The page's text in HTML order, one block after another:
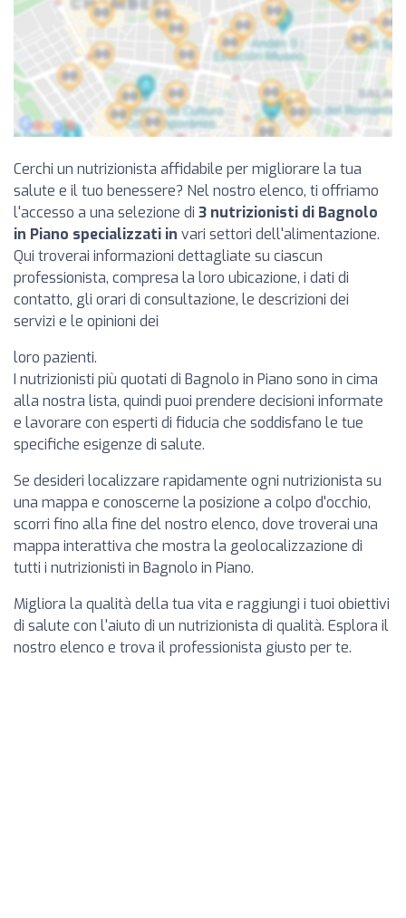
Cerchi un nutrizionista affidabile per migliorare la tua
salute e il tuo benessere? Nel nostro elenco, ti offriamo
l'accesso a una selezione di 3 nutrizionisti di Bagnolo
in Piano specializzati in vari settori dell'alimentazione.
Qui troverai informazioni dettagliate su ciascun
professionista, compresa la loro ubicazione, i dati di
contatto, gli orari di consultazione, le descrizioni dei
servizi e le opinioni dei
loro pazienti.
I nutrizionisti più quotati di Bagnolo in Piano sono in cima
alla nostra lista, quindi puoi prendere decisioni informate
e lavorare con esperti di fiducia che soddisfano le tue
specifiche esigenze di salute.
Se desideri localizzare rapidamente ogni nutrizionista su
una mappa e conoscerne la posizione a colpo d'occhio,
scorri fino alla fine del nostro elenco, dove troverai una
mappa interattiva che mostra la geolocalizzazione di
tutti i nutrizionisti in Bagnolo in Piano.
Migliora la qualità della tua vita e raggiungi i tuoi obiettivi
di salute con l'aiuto di un nutrizionista di qualità. Esplora il
nostro elenco e trova il professionista giusto per te.